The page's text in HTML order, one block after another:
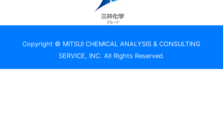
Copyright © MITSUI CHEMICAL ANALYSIS & CONSULTING
SERVICE, INC. All Rights Reserved.